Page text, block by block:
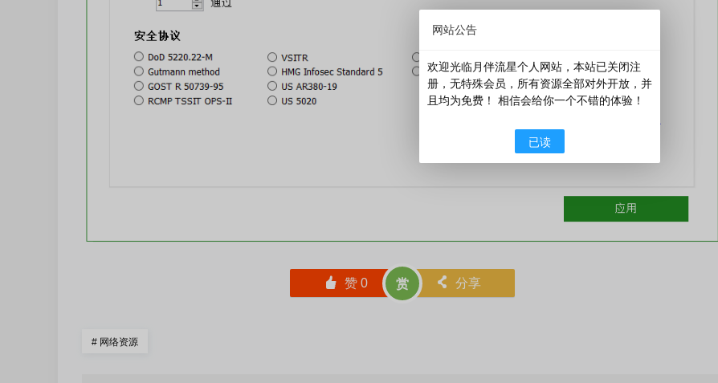
󰄼 赞 0 赏 󰄯 分享
# 网络资源
网站公告
欢迎光临月伴流星个人网站，本站已关闭注
册，无特殊会员，所有资源全部对外开放，并
且均为免费！ 相信会给你一个不错的体验！
已读